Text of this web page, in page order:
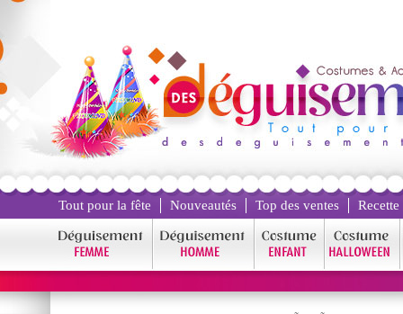
Tout pour la fête Nouveautés Top des ventes